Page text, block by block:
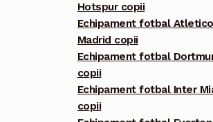
Hotspur copii
Echipament fotbal Atletico
Madrid copii
Echipament fotbal
copii
Echipament fotbal Inter
copii